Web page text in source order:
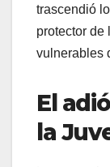
trascendió
protector de
vulnerables
El
la